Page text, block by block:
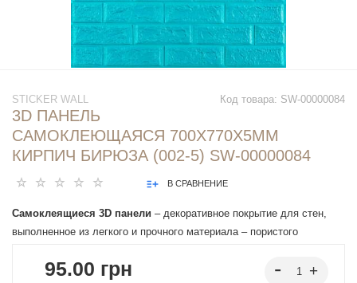
Код товара: SW-00000084
STICKER WALL
3D ПАНЕЛЬ
САМОКЛЕЮЩАЯСЯ 700Х770Х5ММ
КИРПИЧ БИРЮЗА (002-5) SW-00000084
В СРАВНЕНИЕ
Самоклеящиеся 3D панели – декоративное покрытие для стен,
выполненное из легкого и прочного материала – пористого
в виде кирпичей в широком разнообразии цветовой гаммы и
95.00 грн